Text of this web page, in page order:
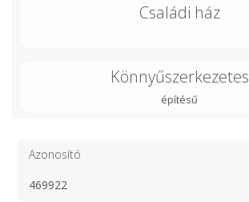
Családi ház
Könnyűszerkezetes
építésű
Azonosító
469922